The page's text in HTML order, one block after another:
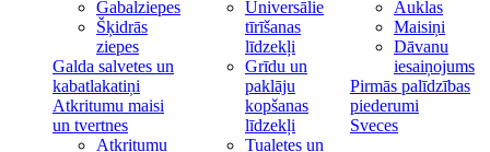
Gabalziepes
Šķidrās
ziepes
Galda salvetes un
kabatlakatiņi
Atkritumu maisi
un tvertnes
Atkritumu
Universālie
tīrīšanas
līdzekļi
Grīdu un
paklāju
kopšanas
līdzekļi
Tualetes un
Auklas
Maisiņi
Dāvanu
iesaiņojums
Pirmās palīdzības
piederumi
Sveces